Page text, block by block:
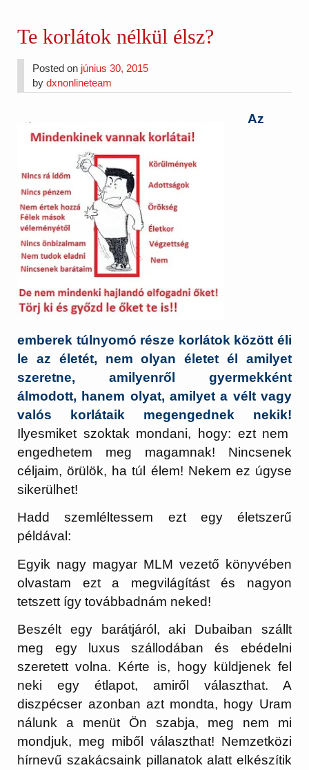
Te korlátok nélkül élsz?
Posted on június 30, 2015
bydxnonlineteam
Az
emberek túlnyomó része korlátok között éli
le az életét, nem olyan életet él amilyet
szeretne, amilyenről gyermekként
álmodott, hanem olyat, amilyet a vélt vagy
valós korlátaik megengednek nekik!
Ilyesmiket szoktak mondani, hogy: ezt nem
engedhetem meg magamnak! Nincsenek
céljaim, örülök, ha túl élem! Nekem ez úgyse
sikerülhet!
Hadd szemléltessem ezt egy életszerű
példával:
Egyik nagy magyar MLM vezető könyvében
olvastam ezt a megvilágítást és nagyon
tetszett így továbbadnám neked!
Beszélt egy barátjáról, aki Dubaiban szállt
meg egy luxus szállodában és ebédelni
szeretett volna. Kérte is, hogy küldjenek fel
neki egy étlapot, amiről választhat. A
diszpécser azonban azt mondta, hogy Uram
nálunk a menüt Ön szabja, meg nem mi
mondjuk, meg miből választhat! Nemzetközi
hírnevű szakácsaink pillanatok alatt elkészítik